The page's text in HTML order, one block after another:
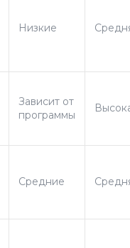
Низкие
Зависит от
программы
Средние